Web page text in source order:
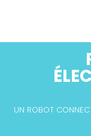
UN ROBOT